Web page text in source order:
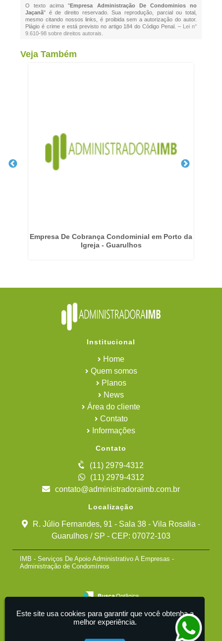
O texto acima "Empresa Administração De Condominios no
Jaçanã" é de direito reservado. Sua reprodução, parcial ou total,
mesmo citando nossos links, é proibida sem a autorização do autor.
Plágio é crime e está previsto no artigo 184 do Código Penal. – Lei n°
9.610-98 sobre direitos autorais
Veja Também
Empresa De Cobrança Condominial em Porto da
Igreja - Guarulhos
Institucional
Home
Quem somos
Planos
News
Área do cliente
Contato
Informações
Contato
(11) 2979-4312
(11) 2979-4312
contato@administradoraimb.com.br
Localização
R. Júlio Fernandes, 91 - Sala 38 - Vila Rosalia -
Guarulhos / SP - CEP: 07072-103
IMB - Serviços De Apoio Administrativo A Empresas -
Administração de Condomínios
Este site usa cookies para garantir que você obtenha a
melhor experiência.